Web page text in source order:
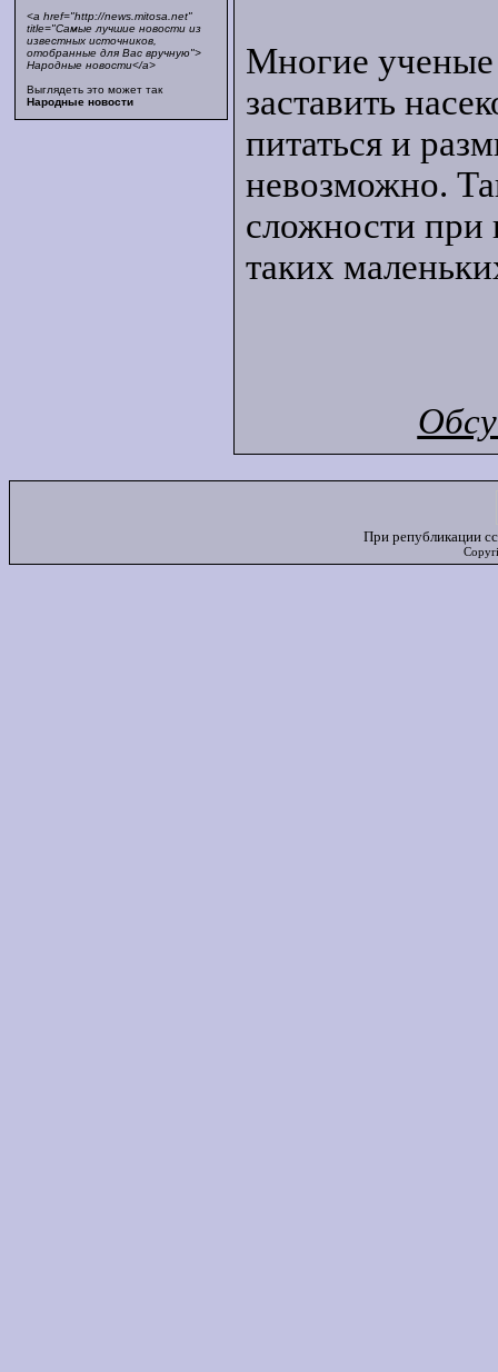
<a href="http://news.mitosa.net"
title="Самые лучшие новости из
известных источников,
отобранные для Вас вручную">
Народные новости</a>
Выглядеть это может так
Народные новости
Многие ученые
заставить
питаться и
невозможно.
сложности при
таких
При републикации